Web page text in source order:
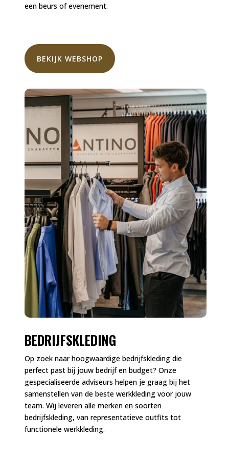
een beurs of evenement.
BEKIJK WEBSHOP
BEDRIJFSKLEDING
Op zoek naar hoogwaardige bedrijfskleding die
perfect past bij jouw bedrijf en budget? Onze
gespecialiseerde adviseurs helpen je graag bij het
samenstellen van de beste werkkleding voor jouw
team. Wij leveren alle merken en soorten
bedrijfskleding, van representatieve outfits tot
functionele werkkleding.